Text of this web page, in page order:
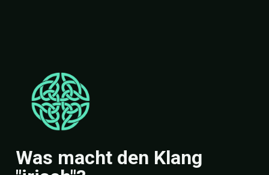
Was macht den Klang